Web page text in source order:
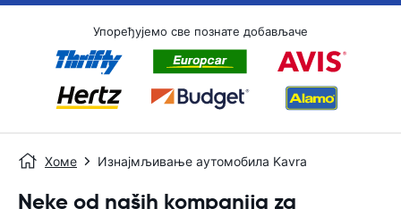
Упоређујемо све познате добављаче
Хоме Изнајмљивање аутомобила Kavra
Neke od naših kompanija za